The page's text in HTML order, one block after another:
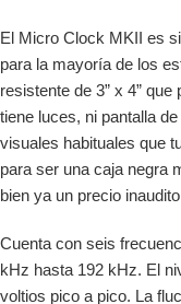
El Micro Clock MKII es
para la mayoría de los
resistente de 3” x 4”
tiene luces, ni pantalla
visuales habituales que
para ser una caja negra
bien ya un precio
Cuenta con seis
kHz hasta 192 kHz. El
voltios pico a pico. La